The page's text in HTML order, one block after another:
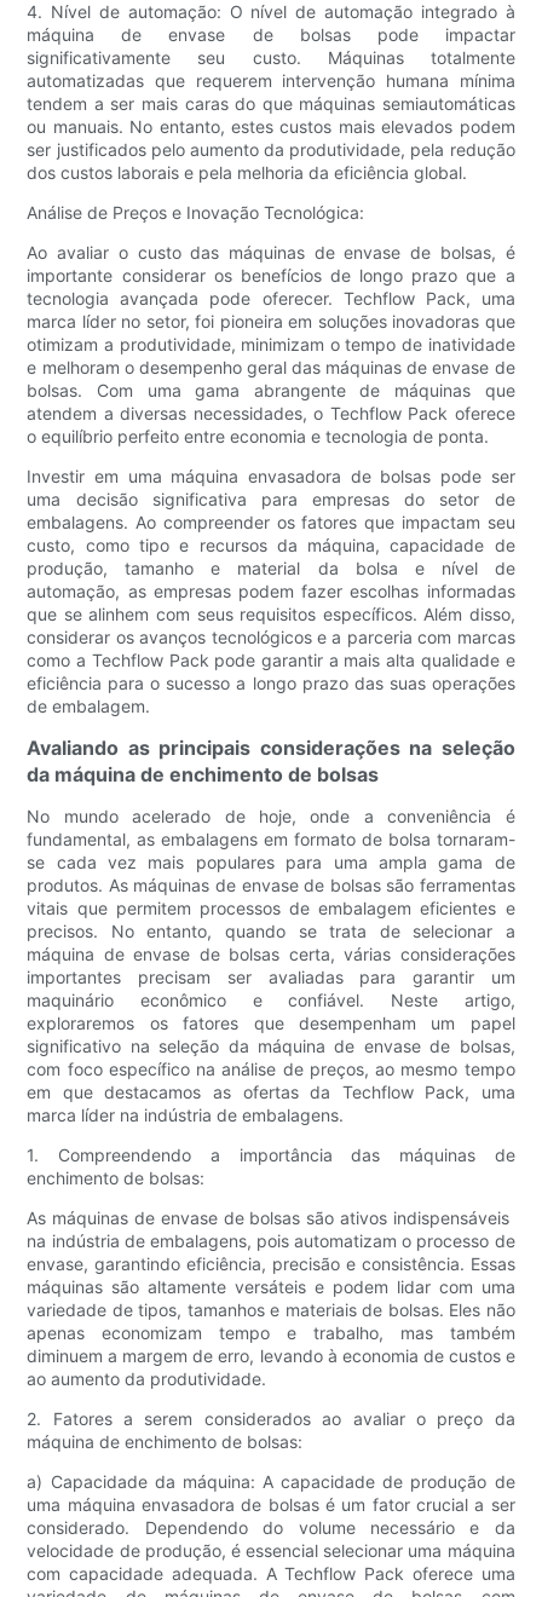
4. Nível de automação: O nível de automação integrado à
máquina de envase de bolsas pode impactar
significativamente seu custo. Máquinas totalmente
automatizadas que requerem intervenção humana mínima
tendem a ser mais caras do que máquinas semiautomáticas
ou manuais. No entanto, estes custos mais elevados podem
ser justificados pelo aumento da produtividade, pela redução
dos custos laborais e pela melhoria da eficiência global.
Análise de Preços e Inovação Tecnológica:
Ao avaliar o custo das máquinas de envase de bolsas, é
importante considerar os benefícios de longo prazo que a
tecnologia avançada pode oferecer. Techflow Pack, uma
marca líder no setor, foi pioneira em soluções inovadoras que
otimizam a produtividade, minimizam o tempo de inatividade
e melhoram o desempenho geral das máquinas de envase de
bolsas. Com uma gama abrangente de máquinas que
atendem a diversas necessidades, o Techflow Pack oferece
o equilíbrio perfeito entre economia e tecnologia de ponta.
Investir em uma máquina envasadora de bolsas pode ser
uma decisão significativa para empresas do setor de
embalagens. Ao compreender os fatores que impactam seu
custo, como tipo e recursos da máquina, capacidade de
produção, tamanho e material da bolsa e nível de
automação, as empresas podem fazer escolhas informadas
que se alinhem com seus requisitos específicos. Além disso,
considerar os avanços tecnológicos e a parceria com marcas
como a Techflow Pack pode garantir a mais alta qualidade e
eficiência para o sucesso a longo prazo das suas operações
de embalagem.
Avaliando as principais considerações na seleção
da máquina de enchimento de bolsas
No mundo acelerado de hoje, onde a conveniência é
fundamental, as embalagens em formato de bolsa tornaram-
se cada vez mais populares para uma ampla gama de
produtos. As máquinas de envase de bolsas são ferramentas
vitais que permitem processos de embalagem eficientes e
precisos. No entanto, quando se trata de selecionar a
máquina de envase de bolsas certa, várias considerações
importantes precisam ser avaliadas para garantir um
maquinário econômico e confiável. Neste artigo,
exploraremos os fatores que desempenham um papel
significativo na seleção da máquina de envase de bolsas,
com foco específico na análise de preços, ao mesmo tempo
em que destacamos as ofertas da Techflow Pack, uma
marca líder na indústria de embalagens.
1. Compreendendo a importância das máquinas de
enchimento de bolsas:
As máquinas de envase de bolsas são ativos indispensáveis ​​
na indústria de embalagens, pois automatizam o processo de
envase, garantindo eficiência, precisão e consistência. Essas
máquinas são altamente versáteis e podem lidar com uma
variedade de tipos, tamanhos e materiais de bolsas. Eles não
apenas economizam tempo e trabalho, mas também
diminuem a margem de erro, levando à economia de custos e
ao aumento da produtividade.
2. Fatores a serem considerados ao avaliar o preço da
máquina de enchimento de bolsas:
a) Capacidade da máquina: A capacidade de produção de
uma máquina envasadora de bolsas é um fator crucial a ser
considerado. Dependendo do volume necessário e da
velocidade de produção, é essencial selecionar uma máquina
com capacidade adequada. A Techflow Pack oferece uma